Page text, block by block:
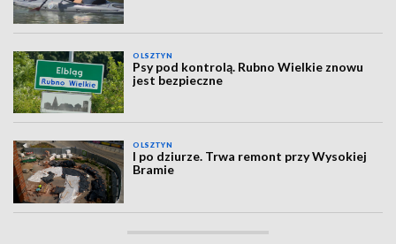
OLSZTYN
Psy pod kontrolą. Rubno Wielkie znowu
jest bezpieczne
OLSZTYN
I po dziurze. Trwa remont przy Wysokiej
Bramie